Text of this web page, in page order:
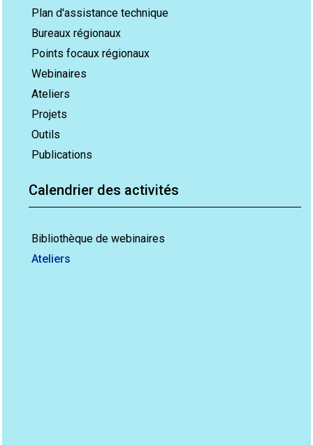
Plan d'assistance technique
Bureaux régionaux
Points focaux régionaux
Webinaires
Ateliers
Projets
Outils
Publications
Calendrier des activités
Bibliothèque de webinaires
Ateliers